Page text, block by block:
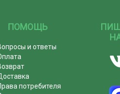
ПОМОЩЬ
и ответы
потребителя